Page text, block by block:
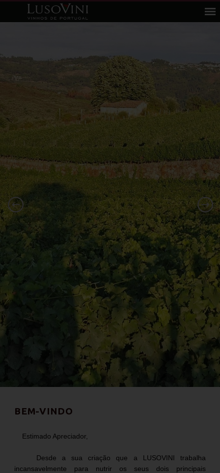
BEM-VINDO
Estimado Apreciador,
Desde a sua criação que a LUSOVINI trabalha
incansavelmente para nutrir os seus dois principais